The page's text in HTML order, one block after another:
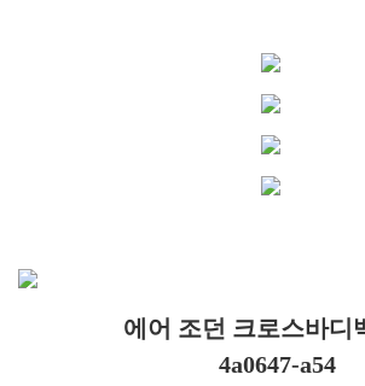
에어 조던 크로스바디
4a0647-a54